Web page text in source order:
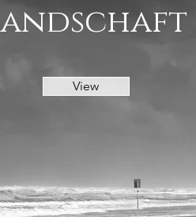
View